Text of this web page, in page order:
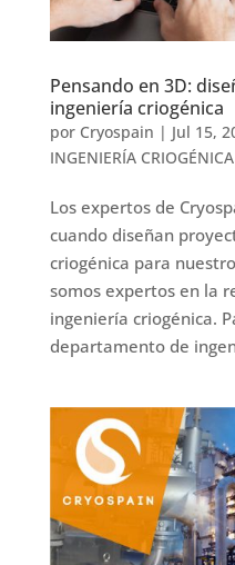
Pensando en 3D:
ingeniería criogénica
por Cryospain | Jul 15,
INGENIERÍA CRIOGÉNICA
Los expertos de
cuando diseñan
criogénica para
somos expertos en la
ingeniería criogénica.
departamento de